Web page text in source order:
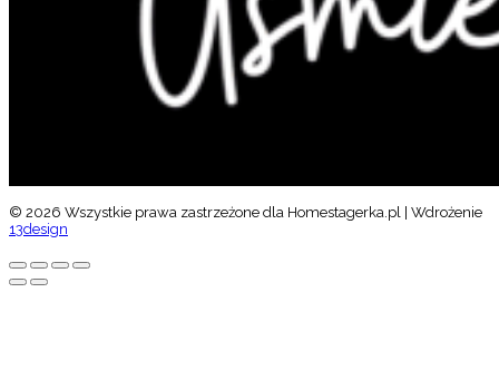
© 2026 Wszystkie prawa zastrzeżone dla Homestagerka.pl | Wdrożenie
13design